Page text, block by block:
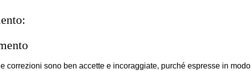
correzioni sono ben accette e incoraggiate, purché espresse in modo